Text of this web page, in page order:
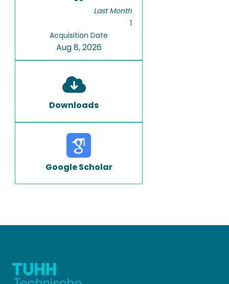
Last Month
1
Acquisition Date
Aug 8, 2026
Downloads
Google Scholar